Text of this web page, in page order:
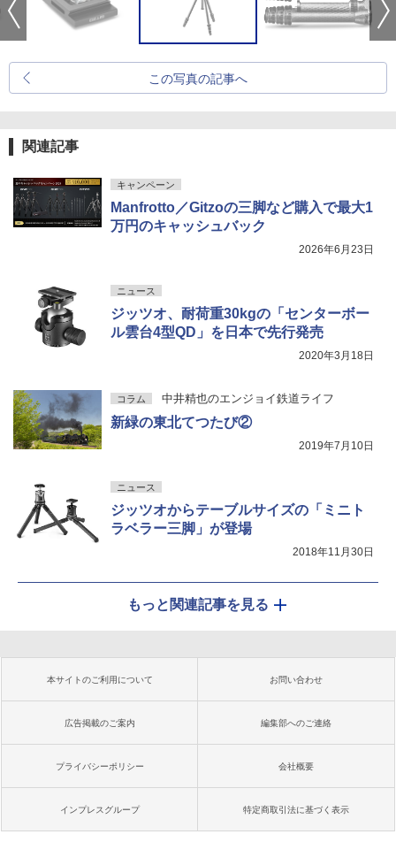
この写真の記事へ
関連記事
キャンペーン
Manfrotto／Gitzoの三脚など購入で最大1
万円のキャッシュバック
2026年6月23日
ニュース
ジッツオ、耐荷重30kgの「センターボー
ル雲台4型QD」を日本で先行発売
2020年3月18日
コラム 中井精也のエンジョイ鉄道ライフ
新緑の東北てつたび②
2019年7月10日
ニュース
ジッツオからテーブルサイズの「ミニト
ラベラー三脚」が登場
2018年11月30日
もっと関連記事を見る
本サイトのご利用について お問い合わせ
広告掲載のご案内 編集部へのご連絡
プライバシーポリシー 会社概要
インプレスグループ 特定商取引法に基づく表示